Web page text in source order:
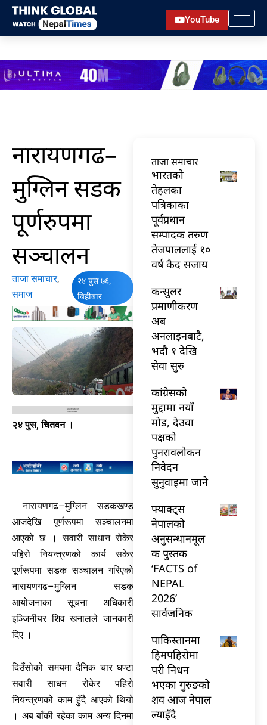
Skip
content
YouTube
नारायणगढ–
मुग्लिन सडक
पूर्णरुपमा
सञ्चालन
ताजा समाचार,
समाज
२४ पुस ७६,
बिहीबार
२४ पुस, चितवन ।
नारायणगढ–मुग्लिन सडकखण्ड
आजदेखि पूर्णरूपमा सञ्चालनमा
आएको छ । सवारी साधान रोकेर
पहिरो नियन्त्रणको कार्य सकेर
पूर्णरूपमा सडक सञ्चालन गरिएको
नारायणगढ–मुग्लिन सडक
आयोजनाका सूचना अधिकारी
इञ्जिनीयर शिव खनालले जानकारी
दिए ।
दिउँसोको समयमा दैनिक चार घण्टा
सवारी साधन रोकेर पहिरो
नियन्त्रणको काम हुँदै आएको थियो
। अब बाँकी रहेका काम अन्य दिनमा
ताजा समाचार
भारतकाे
तेहलका
पत्रिकाका
पूर्वप्रधान
सम्पादक तरुण
तेजपाललाई १०
वर्ष कैद सजाय
कन्सुलर
प्रमाणीकरण
अब
अनलाइनबाटै,
भदौ १ देखि
सेवा सुरु
कांग्रेसको
मुद्दामा नयाँ
मोड, देउवा
पक्षको
पुनरावलोकन
निवेदन
सुनुवाइमा जाने
फ्याक्ट्स
नेपालको
अनुसन्धानमूल
क पुस्तक
‘FACTS of
NEPAL
2026’
सार्वजनिक
पाकिस्तानमा
हिमपहिरोमा
परी निधन
भएका गुरुङको
शव आज नेपाल
ल्याइँदै